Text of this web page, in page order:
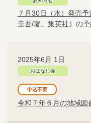
７月30日（水）発売
圭吾/著、集英社）の
2025年6月 1日
おはなし会
令和７年６月の地域図
申込不要